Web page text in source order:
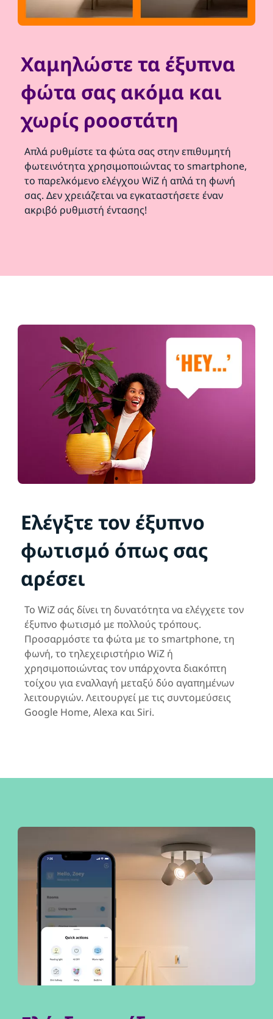
Χαμηλώστε τα έξυπνα
φώτα σας ακόμα και
χωρίς ροοστάτη
Απλά ρυθμίστε τα φώτα σας στην επιθυμητή
φωτεινότητα χρησιμοποιώντας το smartphone,
το παρελκόμενο ελέγχου WiZ ή απλά τη φωνή
σας. Δεν χρειάζεται να εγκαταστήσετε έναν
ακριβό ρυθμιστή έντασης!
Ελέγξτε τον έξυπνο
φωτισμό όπως σας
αρέσει
Το WiZ σάς δίνει τη δυνατότητα να ελέγχετε τον
έξυπνο φωτισμό με πολλούς τρόπους.
Προσαρμόστε τα φώτα με το smartphone, τη
φωνή, το τηλεχειριστήριο WiZ ή
χρησιμοποιώντας τον υπάρχοντα διακόπτη
τοίχου για εναλλαγή μεταξύ δύο αγαπημένων
λειτουργιών. Λειτουργεί με τις συντομεύσεις
Google Home, Alexa και Siri.